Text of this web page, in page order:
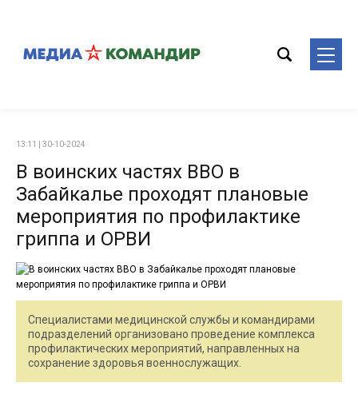
13:11 | 30-10-2024
В воинских частях ВВО в
Забайкалье проходят плановые
мероприятия по профилактике
гриппа и ОРВИ
Специалистами медицинской службы и командирами
подразделений организовано проведение комплекса
профилактических мероприятий, направленных на
сохранение здоровья военнослужащих.